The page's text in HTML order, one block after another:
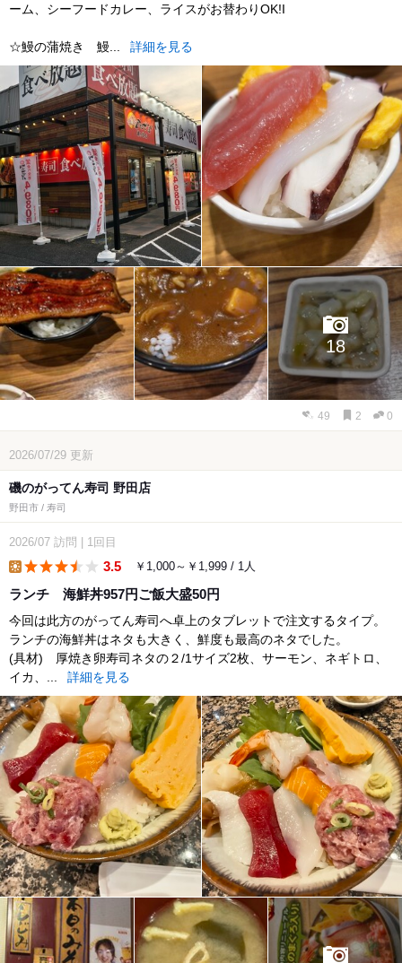
ーム、シーフードカレー、ライスがお替わりOK!I
☆鰻の蒲焼き 鰻... 詳細を見る
18
49 2 0
2026/07/29 更新
磯のがってん寿司 野田店
野田市 / 寿司
2026/07 訪問 1回目
3.5 ￥1,000～￥1,999 / 1人
ランチ 海鮮丼957円ご飯大盛50円
今回は此方のがってん寿司へ卓上のタブレットで注文するタイプ。
ランチの海鮮丼はネタも大きく、鮮度も最高のネタでした。
(具材) 厚焼き卵寿司ネタの２/1サイズ2枚、サーモン、ネギトロ、
イカ、...
詳細を見る